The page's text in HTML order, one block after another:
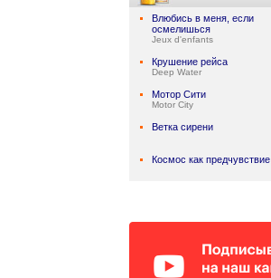
Влюбись в меня, если
осмелишься
Jeux d'enfants
Крушение рейса
Deep Water
Мотор Сити
Motor City
Ветка сирени
Космос как предчувствие